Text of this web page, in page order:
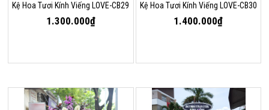
Kệ Hoa Tươi Kính Viếng LOVE-CB29
1.300.000₫
Kệ Hoa Tươi Kính Viếng LOVE-CB30
1.400.000₫